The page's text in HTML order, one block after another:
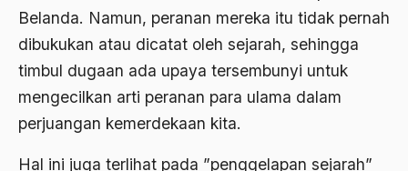
Belanda. Namun, peranan mereka itu tidak pernah
dibukukan atau dicatat oleh sejarah, sehingga
timbul dugaan ada upaya tersembunyi untuk
mengecilkan arti peranan para ulama dalam
perjuangan kemerdekaan kita.
Hal ini juga terlihat pada ”penggelapan sejarah”
Ahmad Dhani
Ahmad Hasan Rurbi
Ahmad Khomeini
Ahmad Syafi’i Ma’arif